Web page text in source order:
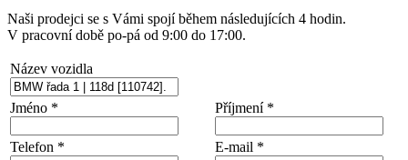
Naši prodejci se s Vámi spojí během následujících 4 hodin.
V pracovní době po-pá od 9:00 do 17:00.
Název vozidla
Jméno * Příjmení *
Telefon * E-mail *